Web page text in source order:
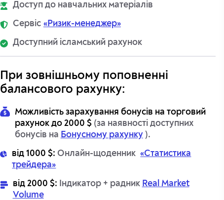
Доступ до навчальних матеріалів
Сервіс «Ризик-менеджер»
Доступний ісламський рахунок
При зовнішньому поповненні
балансового рахунку:
Можливість зарахування бонусів на торговий
рахунок до 2000 $(за наявності доступних
бонусів на Бонусному рахунку).
від 1000 $: Онлайн-щоденник «Статистика
трейдера»
від 2000 $: Індикатор + радник Real Market
Volume